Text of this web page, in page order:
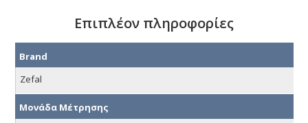
Επιπλέον πληροφορίες
Brand
Zefal
Μονάδα Μέτρησης